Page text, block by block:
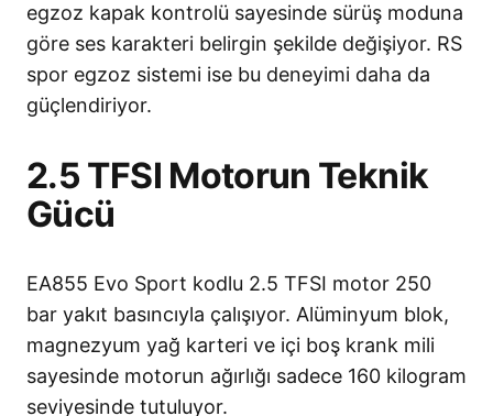
egzoz kapak kontrolü sayesinde sürüş moduna
göre ses karakteri belirgin şekilde değişiyor. RS
spor egzoz sistemi ise bu deneyimi daha da
güçlendiriyor.
2.5 TFSI Motorun Teknik
Gücü
EA855 Evo Sport kodlu 2.5 TFSI motor 250
bar yakıt basıncıyla çalışıyor. Alüminyum blok,
magnezyum yağ karteri ve içi boş krank mili
sayesinde motorun ağırlığı sadece 160 kilogram
seviyesinde tutuluyor.